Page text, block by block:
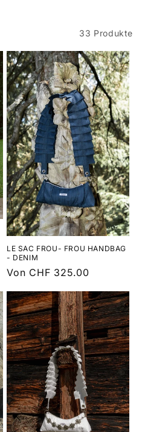
33 Produkte
LE SAC FROU- FROU HANDBAG
- DENIM
Normaler
Von CHF 325.00